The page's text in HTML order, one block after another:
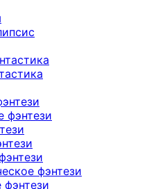
фэнтези
фэнтези
фэнтези